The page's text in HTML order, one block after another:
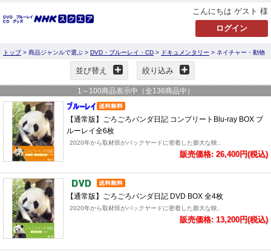
こんにちは ゲスト 様
トップ> 商品ジャンルで選ぶ > DVD・ブルーレイ・CD > ドキュメンタリー > ネイチャー・動物
並び替え 絞り込み
1 ～ 100商品表示中（全136商品中）
【通常版】ごろごろパンダ日記 コンプリートBlu-ray BOX ブ
ルーレイ全6枚
2020年から取材班がバックヤードに密着した膨大な映..
販売価格: 26,400円(税込)
【通常版】ごろごろパンダ日記 DVD BOX 全4枚
2020年から取材班がバックヤードに密着した膨大な映..
販売価格: 13,200円(税込)